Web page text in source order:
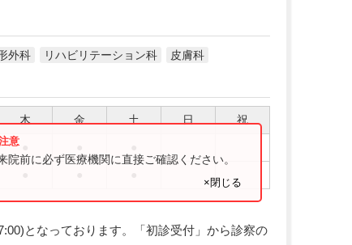
外科 リハビリテーション科 皮膚科
木 金 土 日 祝
前に必ず医療機関に直接ご確認ください。
×閉じる
となっております。「初診受付」から診察の